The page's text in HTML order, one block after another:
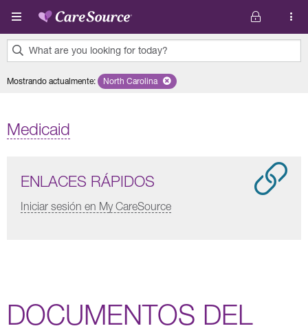
Pasar al contenido principal
What are you looking for today?
results
Mostrando actualmente: Remove selected state 'North Carolina'
North Carolina
Medicaid
ENLACES RÁPIDOS
Iniciar sesión en My CareSource
DOCUMENTOS DEL